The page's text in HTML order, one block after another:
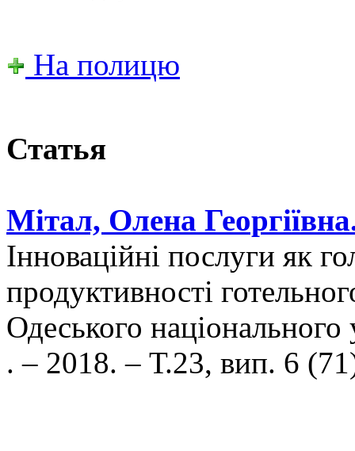
На полицю
Статья
Мітал, Олена
Інноваційні послуги як
продуктивності
Одеського національного
. – 2018. – Т.23, вип. 6